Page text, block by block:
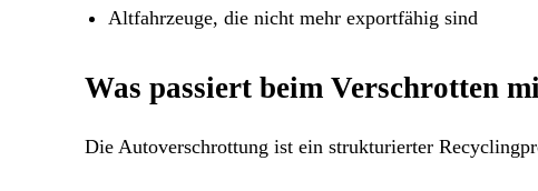
Altfahrzeuge, die nicht mehr exportfähig sind
Was passiert beim Verschrotten
Die Autoverschrottung ist ein strukturierter